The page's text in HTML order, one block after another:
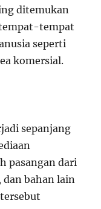
ditemukan
tempat
seperti
komersial.
sepanjang
pasangan dari
bahan lain